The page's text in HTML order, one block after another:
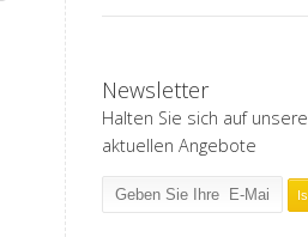
Newsletter
Halten Sie sich auf unsere
aktuellen Angebote